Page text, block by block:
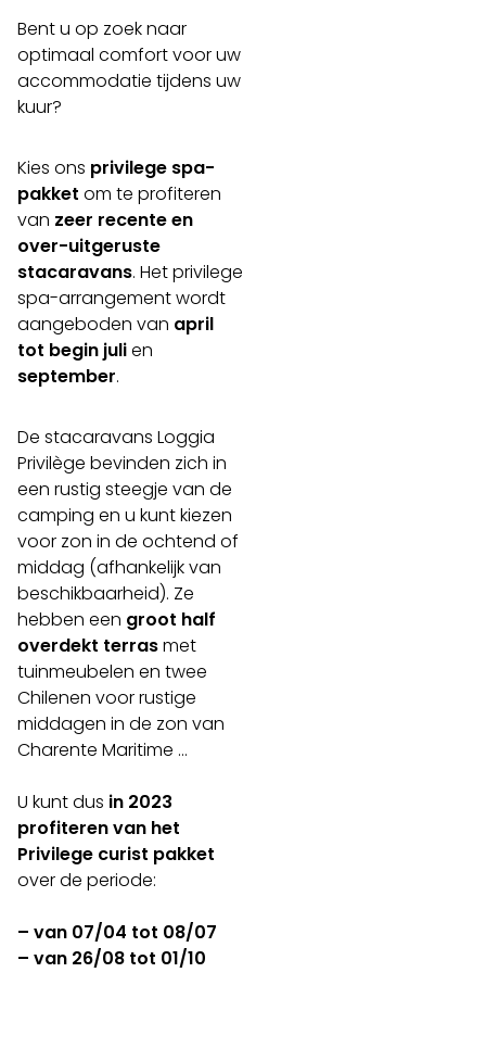
Bent u op zoek naar
optimaal comfort voor uw
accommodatie tijdens uw
kuur?
Kies ons privilege spa-
pakket om te profiteren
van zeer recente en
over-uitgeruste
stacaravans. Het privilege
spa-arrangement wordt
aangeboden van april
tot begin julien
september.
De stacaravans Loggia
Privilège bevinden zich in
een rustig steegje van de
camping en u kunt kiezen
voor zon in de ochtend of
middag (afhankelijk van
beschikbaarheid). Ze
hebben een groot half
overdekt terrasmet
tuinmeubelen en twee
Chilenen voor rustige
middagen in de zon van
Charente Maritime …
U kunt dus in 2023
profiteren van het
Privilege curist pakket
over de periode:
– van 07/04 tot 08/07
– van 26/08 tot 01/10